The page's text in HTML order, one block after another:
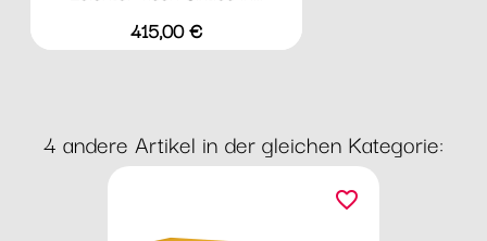
Preis
415,00 €
4 andere Artikel in der gleichen Kategorie:
favorite_border